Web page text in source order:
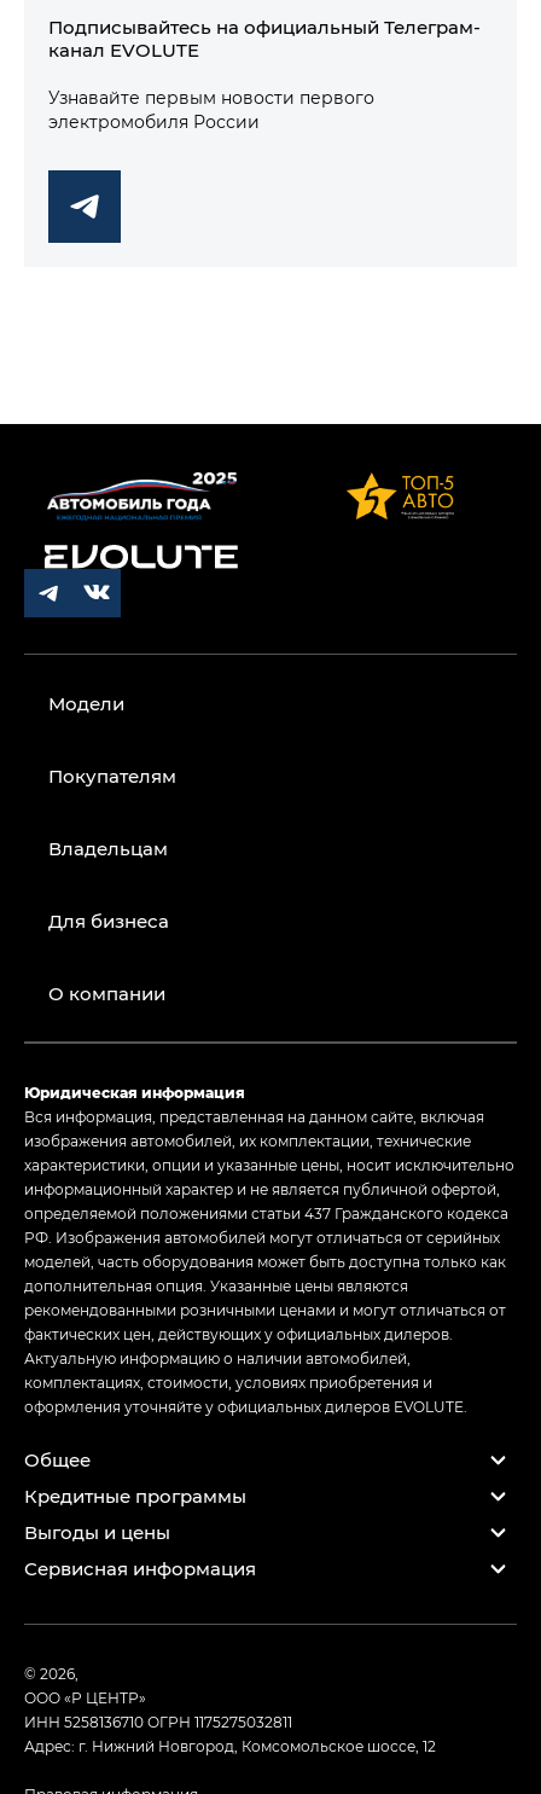
Подписывайтесь на официальный Телеграм-
канал EVOLUTE
Узнавайте первым новости первого
электромобиля России
Модели
Покупателям
Владельцам
Для бизнеса
О компании
Юридическая информация
Вся информация, представленная на данном сайте, включая
изображения автомобилей, их комплектации, технические
характеристики, опции и указанные цены, носит исключительно
информационный характер и не является публичной офертой,
определяемой положениями статьи 437 Гражданского кодекса
РФ. Изображения автомобилей могут отличаться от серийных
моделей, часть оборудования может быть доступна только как
дополнительная опция. Указанные цены являются
рекомендованными розничными ценами и могут отличаться от
фактических цен, действующих у официальных дилеров.
Актуальную информацию о наличии автомобилей,
комплектациях, стоимости, условиях приобретения и
оформления уточняйте у официальных дилеров EVOLUTE.
Общее
Кредитные программы
Выгоды и цены
Сервисная информация
© 2026,
ООО «Р ЦЕНТР»
ИНН 5258136710ОГРН 1175275032811
Адрес: г. Нижний Новгород, Комсомольское шоссе, 12